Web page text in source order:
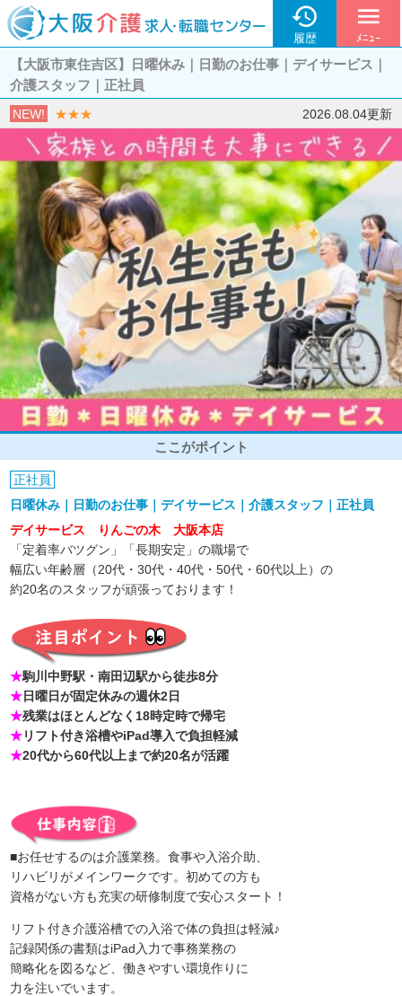

履歴
menu
ﾒﾆｭｰ
【大阪市東住吉区】日曜休み｜日勤のお仕事｜デイサービス｜
介護スタッフ｜正社員
NEW! ★★★ 2026.08.04更新
ここがポイント
正社員
日曜休み｜日勤のお仕事｜デイサービス｜介護スタッフ｜正社員
デイサービス りんごの木 大阪本店
「定着率バツグン」「長期安定」の職場で
幅広い年齢層（20代・30代・40代・50代・60代以上）の
約20名のスタッフが頑張っております！
★駒川中野駅・南田辺駅から徒歩8分
★日曜日が固定休みの週休2日
★残業はほとんどなく18時定時で帰宅
★リフト付き浴槽やiPad導入で負担軽減
★20代から60代以上まで約20名が活躍
■お任せするのは介護業務。食事や入浴介助、
リハビリがメインワークです。初めての方も
資格がない方も充実の研修制度で安心スタート！
リフト付き介護浴槽での入浴で体の負担は軽減♪
記録関係の書類はiPad入力で事務業務の
簡略化を図るなど、働きやすい環境作りに
力を注いでいます。